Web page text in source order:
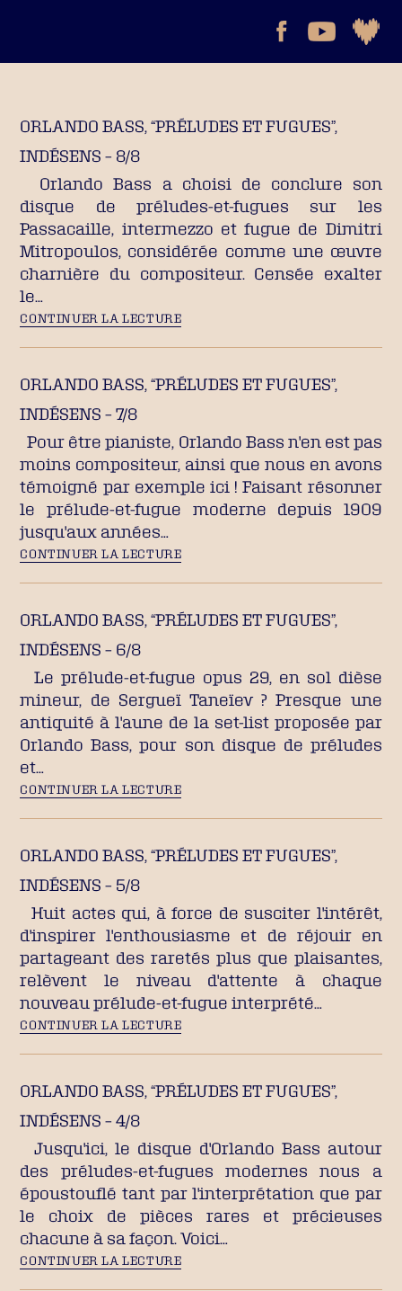
ORLANDO BASS, “PRÉLUDES ET FUGUES”,
INDÉSENS – 8/8
Orlando Bass a choisi de conclure son
disque de préludes-et-fugues sur les
Passacaille, intermezzo et fugue de Dimitri
Mitropoulos, considérée comme une œuvre
charnière du compositeur. Censée exalter
le…
CONTINUER LA LECTURE
ORLANDO BASS, “PRÉLUDES ET FUGUES”,
INDÉSENS – 7/8
Pour être pianiste, Orlando Bass n'en est pas
moins compositeur, ainsi que nous en avons
témoigné par exemple ici ! Faisant résonner
le prélude-et-fugue moderne depuis 1909
jusqu'aux années…
CONTINUER LA LECTURE
ORLANDO BASS, “PRÉLUDES ET FUGUES”,
INDÉSENS – 6/8
Le prélude-et-fugue opus 29, en sol dièse
mineur, de Sergueï Taneïev ? Presque une
antiquité à l'aune de la set-list proposée par
Orlando Bass, pour son disque de préludes
et…
CONTINUER LA LECTURE
ORLANDO BASS, “PRÉLUDES ET FUGUES”,
INDÉSENS – 5/8
Huit actes qui, à force de susciter l'intérêt,
d'inspirer l'enthousiasme et de réjouir en
partageant des raretés plus que plaisantes,
relèvent le niveau d'attente à chaque
nouveau prélude-et-fugue interprété…
CONTINUER LA LECTURE
ORLANDO BASS, “PRÉLUDES ET FUGUES”,
INDÉSENS – 4/8
Jusqu'ici, le disque d'Orlando Bass autour
des préludes-et-fugues modernes nous a
époustouflé tant par l'interprétation que par
le choix de pièces rares et précieuses
chacune à sa façon. Voici…
CONTINUER LA LECTURE